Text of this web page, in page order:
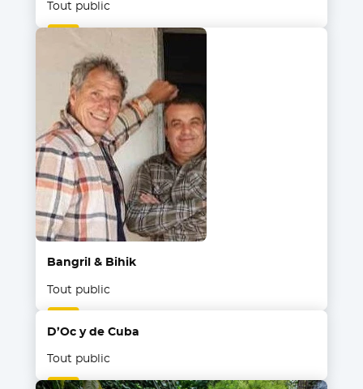
Tout public
Bangril & Bihik
Tout public
D’Oc y de Cuba
Tout public